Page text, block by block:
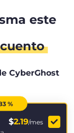
este
CyberGhost
%
$2.19/mes